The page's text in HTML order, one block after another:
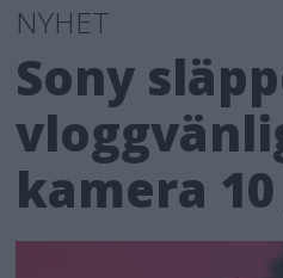
NYHET
Sony
kamera